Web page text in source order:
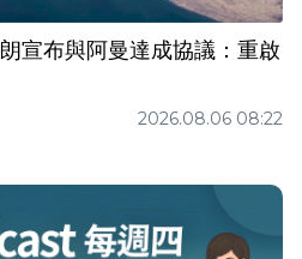
宣布與阿曼達成協議：重啟
2026.08.06 08:22